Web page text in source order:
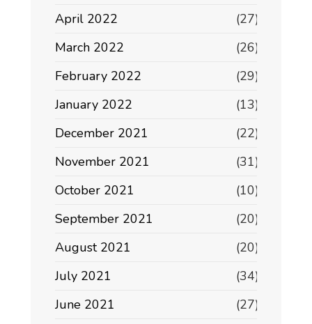
April 2022
(27)
March 2022
(26)
February 2022
(29)
January 2022
(13)
December 2021
(22)
November 2021
(31)
October 2021
(10)
September 2021
(20)
August 2021
(20)
July 2021
(34)
June 2021
(27)